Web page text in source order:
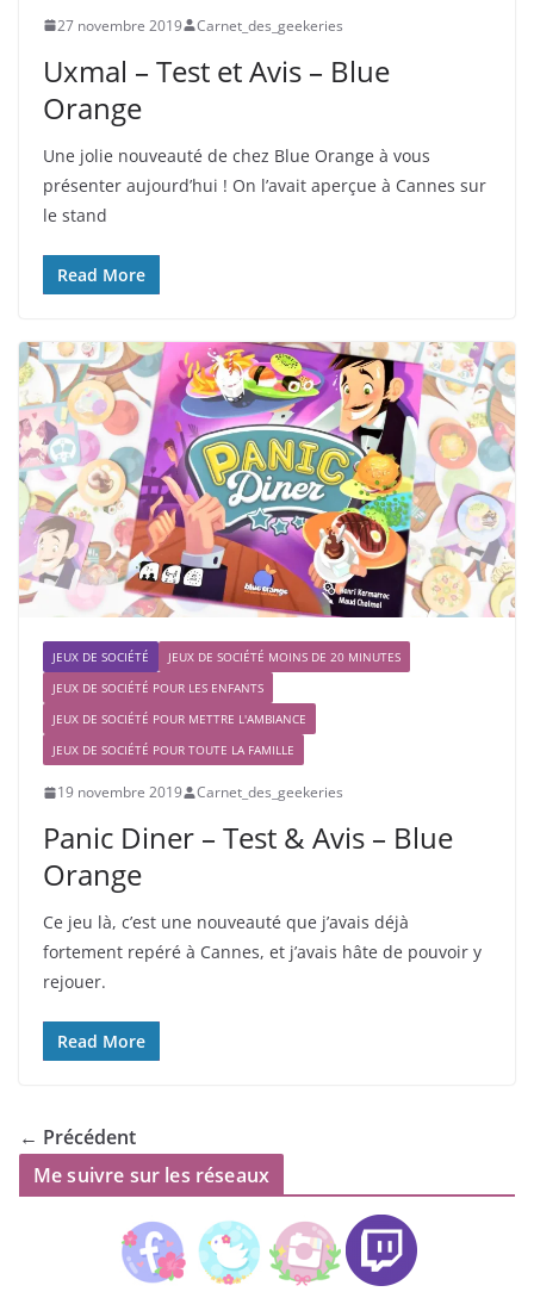
27 novembre 2019 Carnet_des_geekeries
Uxmal – Test et Avis – Blue
Orange
Une jolie nouveauté de chez Blue Orange à vous
présenter aujourd’hui ! On l’avait aperçue à Cannes sur
le stand
Read More
JEUX DE SOCIÉTÉ
JEUX DE SOCIÉTÉ MOINS DE 20 MINUTES
JEUX DE SOCIÉTÉ POUR LES ENFANTS
JEUX DE SOCIÉTÉ POUR METTRE L'AMBIANCE
JEUX DE SOCIÉTÉ POUR TOUTE LA FAMILLE
19 novembre 2019 Carnet_des_geekeries
Panic Diner – Test & Avis – Blue
Orange
Ce jeu là, c’est une nouveauté que j’avais déjà
fortement repéré à Cannes, et j’avais hâte de pouvoir y
rejouer.
Read More
← Précédent
Me suivre sur les réseaux